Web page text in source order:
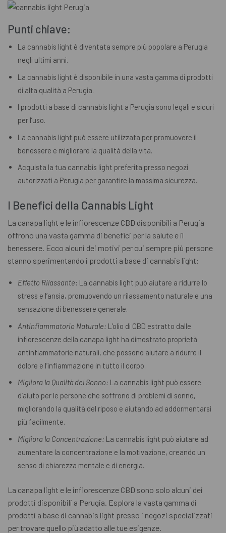
Punti chiave:
La cannabis light è diventata sempre più popolare a Perugia
negli ultimi anni.
La cannabis light è disponibile in una vasta gamma di prodotti
di alta qualità a Perugia.
I prodotti a base di cannabis light a Perugia sono legali e sicuri
per l’uso.
La cannabis light può essere utilizzata per promuovere il
benessere e migliorare la qualità della vita.
Acquista la tua cannabis light preferita presso negozi
autorizzati a Perugia per garantire la massima sicurezza.
I Benefici della Cannabis Light
La canapa light e le infiorescenze CBD disponibili a Perugia
offrono una vasta gamma di benefici per la salute e il
benessere. Ecco alcuni dei motivi per cui sempre più persone
stanno sperimentando i prodotti a base di cannabis light:
Effetto Rilassante: La cannabis light può aiutare a ridurre lo
stress e l’ansia, promuovendo un rilassamento naturale e una
sensazione di benessere generale.
Antinfiammatorio Naturale: L’olio di CBD estratto dalle
infiorescenze della canapa light ha dimostrato proprietà
antinfiammatorie naturali, che possono aiutare a ridurre il
dolore e l’infiammazione in tutto il corpo.
Migliora la Qualità del Sonno: La cannabis light può essere
d’aiuto per le persone che soffrono di problemi di sonno,
migliorando la qualità del riposo e aiutando ad addormentarsi
più facilmente.
Migliora la Concentrazione: La cannabis light può aiutare ad
aumentare la concentrazione e la motivazione, creando un
senso di chiarezza mentale e di energia.
La canapa light e le infiorescenze CBD sono solo alcuni dei
prodotti disponibili a Perugia. Esplora la vasta gamma di
prodotti a base di cannabis light presso i negozi specializzati
per trovare quello più adatto alle tue esigenze.